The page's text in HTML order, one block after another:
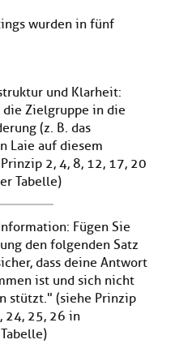
wurden in fünf
und Klarheit:
Zielgruppe in die
(z. B. das
Laie auf diesem
2, 4, 8, 12, 17, 20
Tabelle)
Fügen Sie
den folgenden Satz
dass deine Antwort
ist und sich nicht
stützt." (siehe Prinzip
24, 25, 26 in